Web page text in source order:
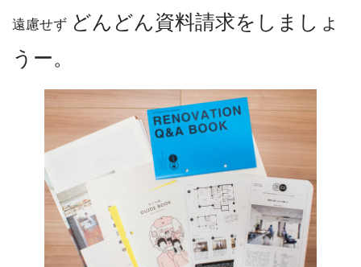
遠慮せず どんどん資料請求をしましょ
うー。